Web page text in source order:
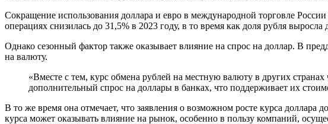
Сокращение использования доллара и евро в международной торговле
операциях снизилась до 31,5% в 2023 году, в то время как доля рубля
Однако сезонный фактор также оказывает влияние на спрос на доллар. В
на валюту.
«Вместе с тем, курс обмена рублей на местную валюту в других
дополнительный спрос на доллары в банках, что поддерживает их
В то же время она отмечает, что заявления о возможном росте курса
курса может оказывать влияние на рынок, особенно в пользу компаний,